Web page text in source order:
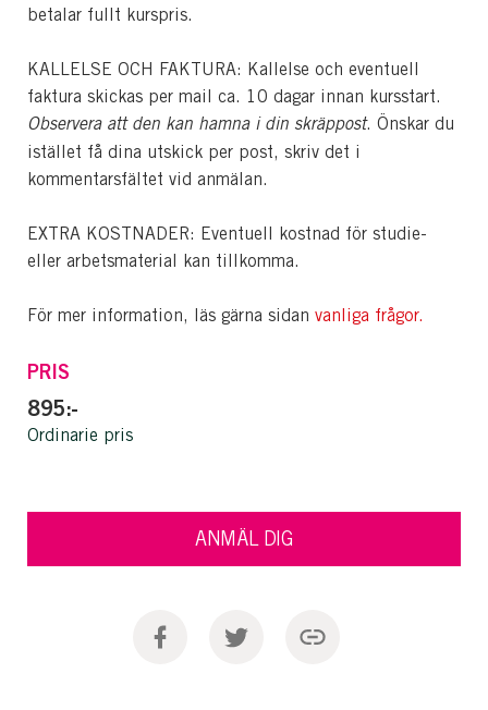
betalar fullt kurspris.
KALLELSE OCH FAKTURA: Kallelse och eventuell
faktura skickas per mail ca. 10 dagar innan kursstart.
Observera att den kan hamna i din skräppost. Önskar du
istället få dina utskick per post, skriv det i
kommentarsfältet vid anmälan.
EXTRA KOSTNADER: Eventuell kostnad för studie-
eller arbetsmaterial kan tillkomma.
För mer information, läs gärna sidan vanliga frågor.
PRIS
895:-
Ordinarie pris
ANMÄL DIG